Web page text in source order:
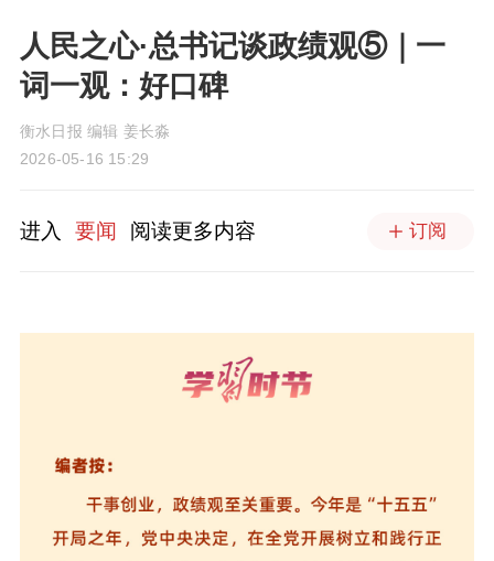
人民之心·总书记谈政绩观⑤｜一
词一观：好口碑
衡水日报 编辑 姜长淼
2026-05-16 15:29
进入 要闻 阅读更多内容 订阅